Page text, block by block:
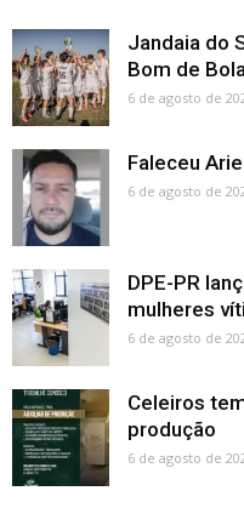
Jandaia do
Bom de
6 de agosto de
Faleceu
6 de agosto de
DPE-PR
mulheres
6 de agosto de
Celeiros
produção
6 de agosto de